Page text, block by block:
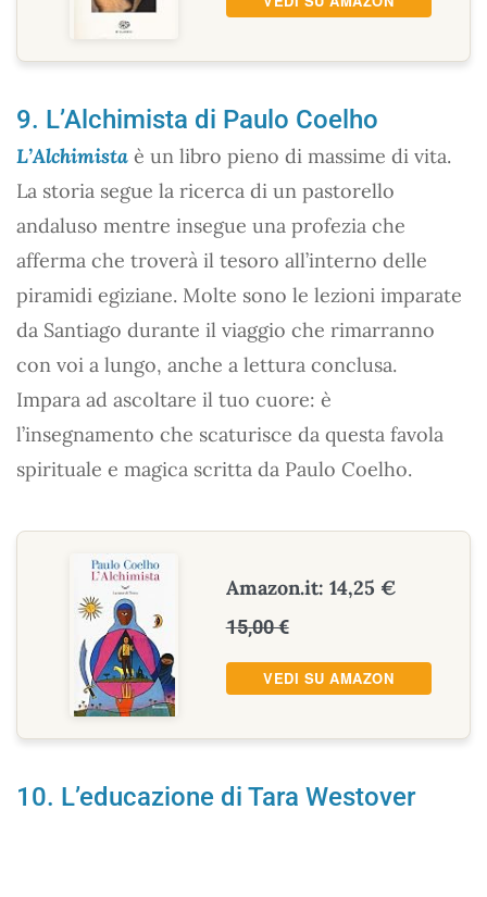
9. L’Alchimista di Paulo Coelho
L’Alchimista è un libro pieno di massime di vita.
La storia segue la ricerca di un pastorello
andaluso mentre insegue una profezia che
afferma che troverà il tesoro all’interno delle
piramidi egiziane. Molte sono le lezioni imparate
da Santiago durante il viaggio che rimarranno
con voi a lungo, anche a lettura conclusa.
Impara ad ascoltare il tuo cuore: è
l’insegnamento che scaturisce da questa favola
spirituale e magica scritta da Paulo Coelho.
Amazon.it: 14,25 €
15,00 €
VEDI SU AMAZON
10. L’educazione di Tara Westover